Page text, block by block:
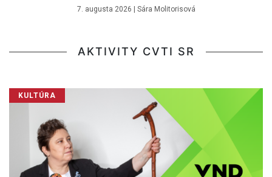
7. augusta 2026 | Sára Molitorisová
AKTIVITY CVTI SR
KULTÚRA